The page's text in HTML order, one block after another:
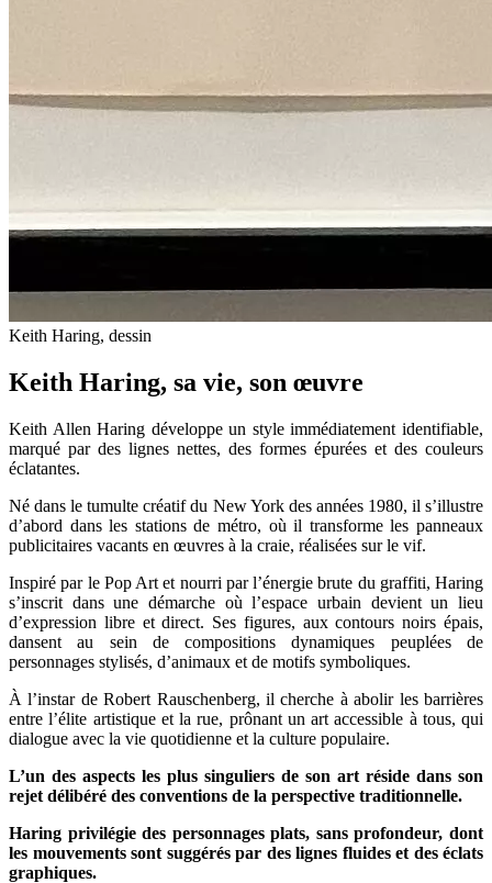
Keith Haring, dessin
Keith Haring, sa vie, son œuvre
Keith Allen Haring développe un style immédiatement identifiable,
marqué par des lignes nettes, des formes épurées et des couleurs
éclatantes.
Né dans le tumulte créatif du New York des années 1980, il s’illustre
d’abord dans les stations de métro, où il transforme les panneaux
publicitaires vacants en œuvres à la craie, réalisées sur le vif.
Inspiré par le Pop Art et nourri par l’énergie brute du graffiti, Haring
s’inscrit dans une démarche où l’espace urbain devient un lieu
d’expression libre et direct. Ses figures, aux contours noirs épais,
dansent au sein de compositions dynamiques peuplées de
personnages stylisés, d’animaux et de motifs symboliques.
À l’instar de Robert Rauschenberg, il cherche à abolir les barrières
entre l’élite artistique et la rue, prônant un art accessible à tous, qui
dialogue avec la vie quotidienne et la culture populaire.
L’un des aspects les plus singuliers de son art réside dans son
rejet délibéré des conventions de la perspective traditionnelle.
Haring privilégie des personnages plats, sans profondeur, dont
les mouvements sont suggérés par des lignes fluides et des éclats
graphiques.